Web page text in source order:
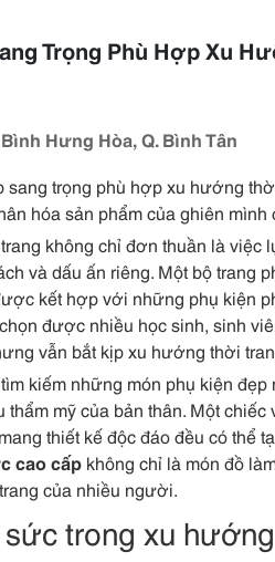
Trọng Phù Hợp Xu
Hưng Hòa, Q. Bình Tân
sang trọng phù hợp xu hướng
hóa sản phẩm của ghiên mình
không chỉ đơn thuần là việc
và dấu ấn riêng. Một bộ trang
kết hợp với những phụ kiện
được nhiều học sinh, sinh
vẫn bắt kịp xu hướng thời
kiếm những món phụ kiện
thẩm mỹ của bản thân. Một
thiết kế độc đáo đều có thể
cao cấp không chỉ là món đồ
của nhiều người.
trong xu